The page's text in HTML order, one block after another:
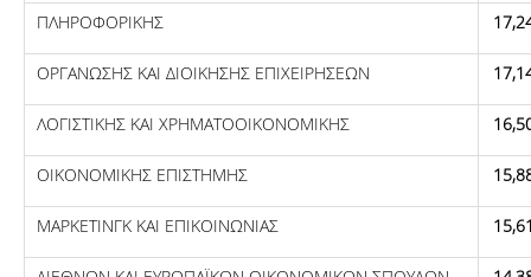
ΠΛΗΡΟΦΟΡΙΚΗΣ
ΟΡΓΑΝΩΣΗΣ ΚΑΙ ΔΙΟΙΚΗΣΗΣ ΕΠΙΧΕΙΡΗΣΕΩΝ
ΛΟΓΙΣΤΙΚΗΣ ΚΑΙ ΧΡΗΜΑΤΟΟΙΚΟΝΟΜΙΚΗΣ
ΟΙΚΟΝΟΜΙΚΗΣ ΕΠΙΣΤΗΜΗΣ
ΜΑΡΚΕΤΙΝΓΚ ΚΑΙ ΕΠΙΚΟΙΝΩΝΙΑΣ